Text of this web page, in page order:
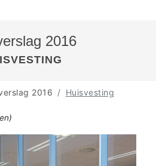
2016
2016 Huisvesting